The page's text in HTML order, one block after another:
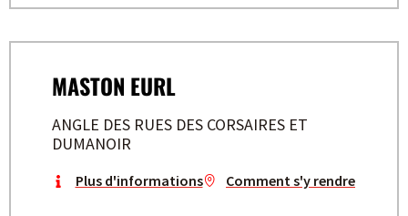
MASTON EURL
ANGLE DES RUES DES CORSAIRES ET
DUMANOIR
Plus d'informations Comment s'y rendre